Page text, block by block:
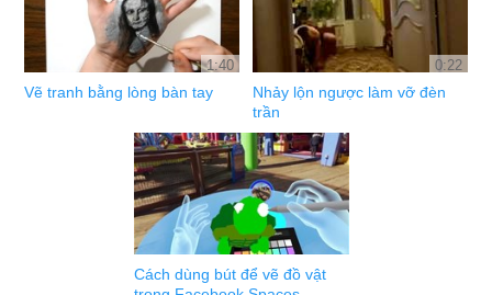
1:40
Vẽ tranh bằng lòng bàn tay
0:22
Nhảy lộn ngược làm vỡ đèn
trần
Cách dùng bút để vẽ đồ vật